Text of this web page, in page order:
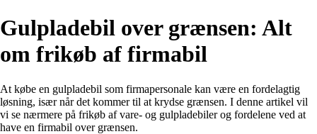
Gulpladebil over grænsen: Alt
om frikøb af firmabil
At købe en gulpladebil som firmapersonale kan være en fordelagtig
løsning, især når det kommer til at krydse grænsen. I denne artikel vil
vi se nærmere på frikøb af vare- og gulpladebiler og fordelene ved at
have en firmabil over grænsen.